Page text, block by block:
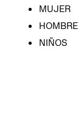
MUJER
HOMBRE
NIÑOS